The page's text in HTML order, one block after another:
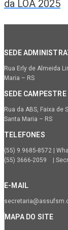
da LOA 2025
SEDE
Rua Erly de Almeida
Maria – RS
SEDE CAMPESTRE
Rua da ABS, Faixa de
Santa Maria – RS
TELEFONES
(55) 9.9685-8572 |
(55) 3666-2059 |
E-MAIL
MAPA DO SITE